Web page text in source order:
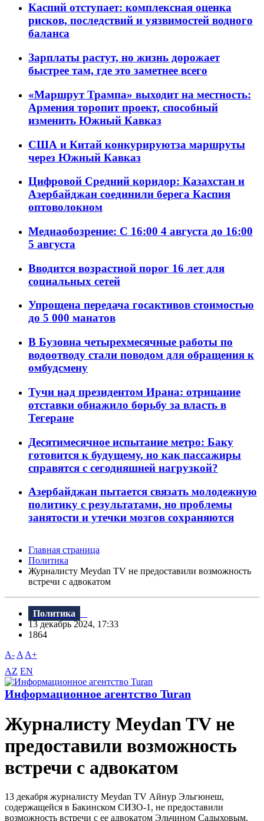
Каспий отступает: комплексная оценка
рисков, последствий и уязвимостей водного
баланса
Зарплаты растут, но жизнь дорожает
быстрее там, где это заметнее всего
«Маршрут Трампа» выходит на местность:
Армения торопит проект, способный
изменить Южный Кавказ
США и Китай конкурируютза маршруты
через Южный Кавказ
Цифровой Средний коридор: Казахстан и
Азербайджан соединили берега Каспия
оптоволокном
Медиаобозрение: С 16:00 4 августа до 16:00
5 августа
Вводится возрастной порог 16 лет для
социальных сетей
Упрощена передача госактивов стоимостью
до 5 000 манатов
В Бузовна четырехмесячные работы по
водоотводу стали поводом для обращения к
омбудсмену
Тучи над президентом Ирана: отрицание
отставки обнажило борьбу за власть в
Тегеране
Десятимесячное испытание метро: Баку
готовится к будущему, но как пассажиры
справятся с сегодняшней нагрузкой?
Азербайджан пытается связать молодежную
политику с результатами, но проблемы
занятости и утечки мозгов сохраняются
Главная страница
Политика
Журналисту Meydan TV не предоставили возможность
встречи с адвокатом
Политика
13 декабрь 2024, 17:33
1864
A- A A+
AZ EN
Информационное агентство Turan
Журналисту Meydan TV не
предоставили возможность
встречи с адвокатом
13 декабря журналисту Meydan TV Айнур Эльгюнеш,
содержащейся в Бакинском СИЗО-1, не предоставили
возможность встречи с ее адвокатом Эльчином Садыховым,